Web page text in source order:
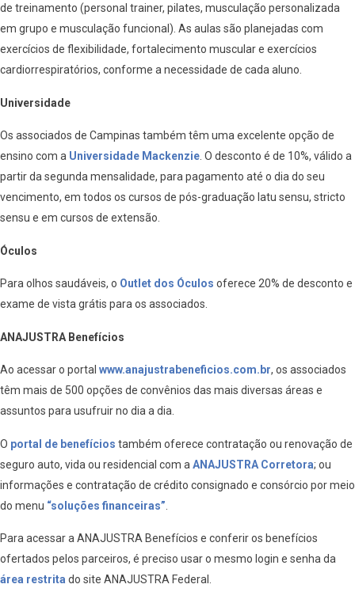
de treinamento (personal trainer, pilates, musculação personalizada
em grupo e musculação funcional). As aulas são planejadas com
exercícios de flexibilidade, fortalecimento muscular e exercícios
cardiorrespiratórios, conforme a necessidade de cada aluno.
Universidade
Os associados de Campinas também têm uma excelente opção de
ensino com a Universidade Mackenzie . O desconto é de 10%, válido a
partir da segunda mensalidade, para pagamento até o dia do seu
vencimento, em todos os cursos de pós-graduação latu sensu, stricto
sensu e em cursos de extensão.
Óculos
Para olhos saudáveis, o Outlet dos Óculos oferece 20% de desconto e
exame de vista grátis para os associados.
ANAJUSTRA Benefícios
Ao acessar o portal www.anajustrabeneficios.com.br, os associados
têm mais de 500 opções de convênios das mais diversas áreas e
assuntos para usufruir no dia a dia.
O portal de benefícios também oferece contratação ou renovação de
seguro auto, vida ou residencial com a ANAJUSTRA Corretora; ou
informações e contratação de crédito consignado e consórcio por meio
do menu “soluções financeiras”
Para acessar a ANAJUSTRA Benefícios e conferir os benefícios
ofertados pelos parceiros, é preciso usar o mesmo login e senha da
área restrita do site ANAJUSTRA Federal.